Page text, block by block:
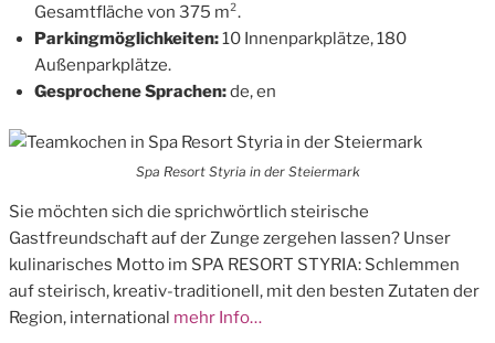
Gesamtfläche von 375 m².
Parkingmöglichkeiten:10 Innenparkplätze, 180
Außenparkplätze.
Gesprochene Sprachen:de, en
Spa Resort Styria in der Steiermark
Sie möchten sich die sprichwörtlich steirische
Gastfreundschaft auf der Zunge zergehen lassen? Unser
kulinarisches Motto im SPA RESORT STYRIA: Schlemmen
auf steirisch, kreativ-traditionell, mit den besten Zutaten der
Region, international mehr Info…